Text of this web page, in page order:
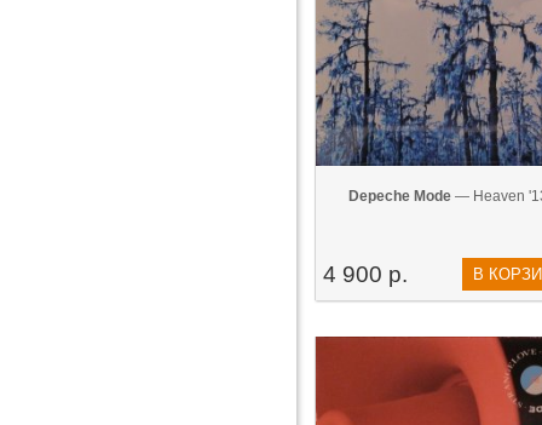
Depeche Mode — Heaven
4 900 р. В